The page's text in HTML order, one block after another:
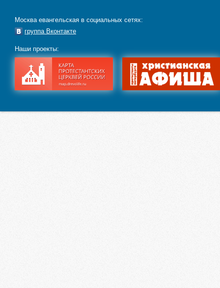
Москва евангельская в социальных сетях:
группа Вконтакте
Наши проекты: